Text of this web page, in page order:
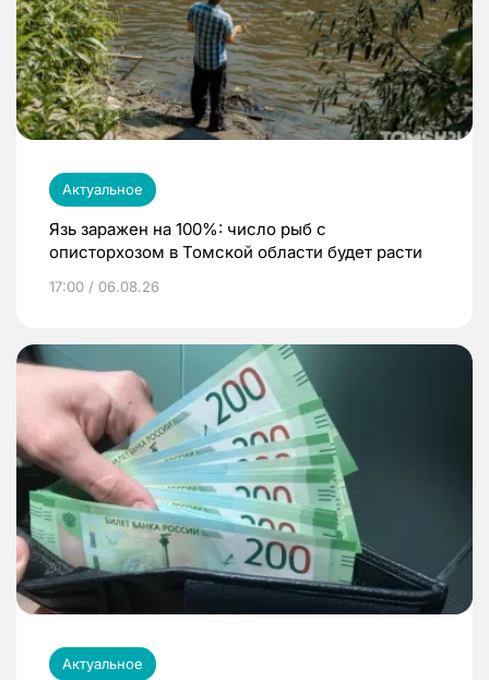
Актуальное
Язь заражен на 100%: число рыб с
описторхозом в Томской области будет расти
17:00 / 06.08.26
Актуальное